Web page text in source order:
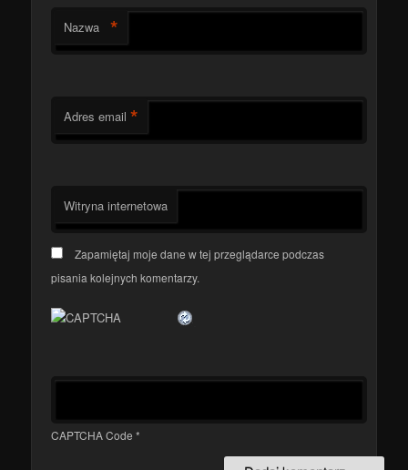
Nazwa *
Adres email *
Witryna internetowa
Zapamiętaj moje dane w tej przeglądarce podczas
pisania kolejnych komentarzy.
CAPTCHA Code *